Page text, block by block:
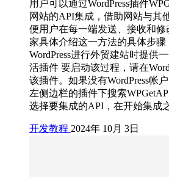
用户可以通过WordPress插件
网站的API集成，借助网站与其
便用户在每一端发送、接收和
家具体介绍这一方法的具体步骤
WordPress进行外贸建站时提供
活插件 要启动该过程，请在
该插件。如果没有WordPress帐
左侧边栏的插件下搜索
选择要集成的API，在开始集成
开发教程 2024年 10月 3日